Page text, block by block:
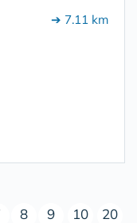
➔ 7.11 km
8 9 10 20